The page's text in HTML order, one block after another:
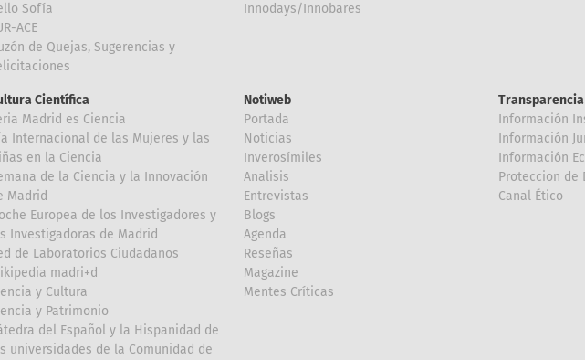
Sofía
ACE
de Quejas, Sugerencias y
Innodays/Innobares
Científica
Madrid es Ciencia
Internacional de las Mujeres y las
en la Ciencia
de la Ciencia y la Innovación
Madrid
Europea de los Investigadores y
Investigadoras de Madrid
de Laboratorios Ciudadanos
madri+d
y Cultura
y Patrimonio
del Español y la Hispanidad de
universidades de la Comunidad de
Notiweb
Portada
Noticias
Inverosímiles
Analisis
Entrevistas
Blogs
Agenda
Reseñas
Magazine
Mentes Críticas
Transparencia
Información
Información
Información
Proteccion de
Canal Ético